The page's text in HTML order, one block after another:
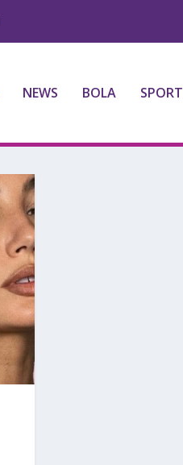
NEWS BOLA SPORT